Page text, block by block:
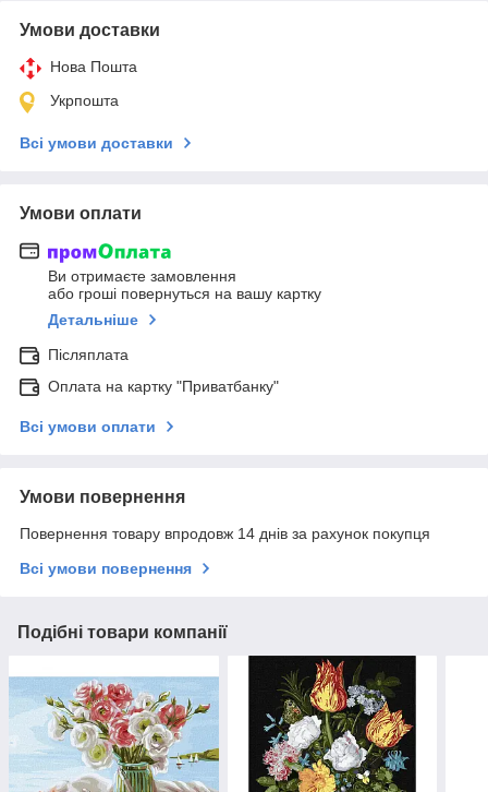
Умови доставки
Нова Пошта
Укрпошта
Всі умови доставки
Умови оплати
Ви отримаєте замовлення
або гроші повернуться на вашу картку
Детальніше
Післяплата
Оплата на картку "Приватбанку"
Всі умови оплати
Умови повернення
Повернення товару впродовж 14 днів за рахунок покупця
Всі умови повернення
Подібні товари компанії